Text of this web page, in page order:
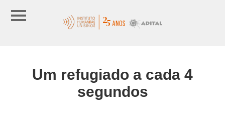
Um refugiado a cada 4
segundos